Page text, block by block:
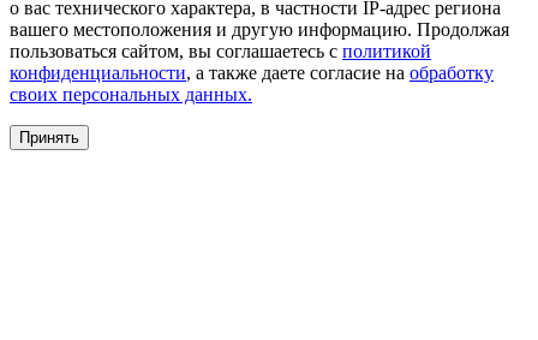
о вас технического характера, в частности IP-адрес региона
вашего местоположения и другую информацию. Продолжая
пользоваться сайтом, вы соглашаетесь с политикой
конфиденциальности, а также даете согласие на обработку
своих персональных данных.
Принять